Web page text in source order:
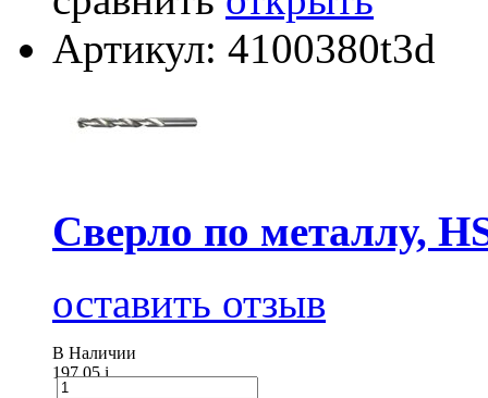
Артикул: 4100380t3d
Сверло по металлу,
оставить отзыв
В Наличии
197.05i